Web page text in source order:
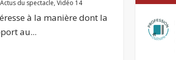
Actus du spectacle, Vidéo 14
à la manière dont la
au...